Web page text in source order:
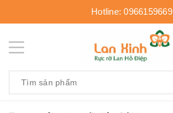
Hotline:0966159669